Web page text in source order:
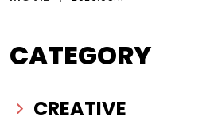
CATEGORY
CREATIVE